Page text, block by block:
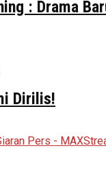
: Drama
Dirilis!